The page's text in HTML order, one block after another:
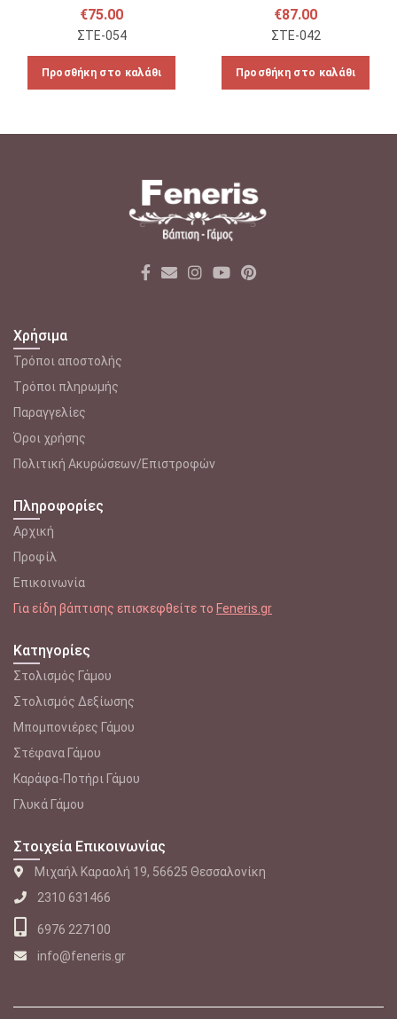
€75.00
ΣΤΕ-054
Προσθήκη στο καλάθι
€87.00
ΣΤΕ-042
Προσθήκη στο καλάθι
Χρήσιμα
Τρόποι αποστολής
Tρόποι πληρωμής
Παραγγελίες
Όροι χρήσης
Πολιτική Ακυρώσεων/Επιστροφών
Πληροφορίες
Αρχική
Προφίλ
Επικοινωνία
Για είδη βάπτισης επισκεφθείτε το Feneris.gr
Κατηγορίες
Στολισμός Γάμου
Στολισμός Δεξίωσης
Μπομπονιέρες Γάμου
Στέφανα Γάμου
Καράφα-Ποτήρι Γάμου
Γλυκά Γάμου
Στοιχεία Επικοινωνίας
Μιχαήλ Καραολή 19, 56625 Θεσσαλονίκη
2310 631466
6976 227100
info@feneris.gr